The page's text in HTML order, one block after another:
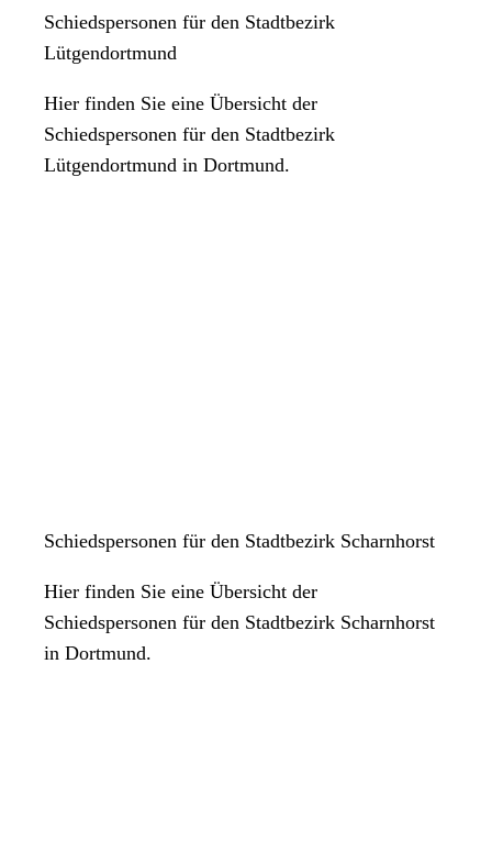
Schiedspersonen für den Stadtbezirk
Lütgendortmund
Hier finden Sie eine Übersicht der
Schiedspersonen für den Stadtbezirk
Lütgendortmund in Dortmund.
Schiedspersonen für den Stadtbezirk Scharnhorst
Hier finden Sie eine Übersicht der
Schiedspersonen für den Stadtbezirk Scharnhorst
in Dortmund.